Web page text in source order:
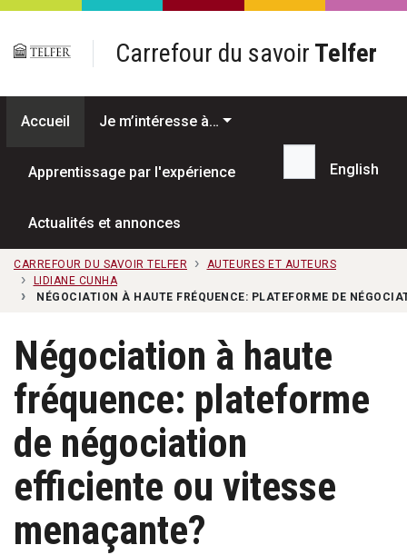
Passer au contenu principal
Carrefour du savoir Telfer
Accueil Je m’intéresse à…
Apprentissage par l'expérience
Actualités et annonces
Recherche...
English
CARREFOUR DU SAVOIR TELFER
AUTEURES ET AUTEURS
LIDIANE CUNHA
NÉGOCIATION À HAUTE FRÉQUENCE: PLATEFORME DE
Négociation à haute
fréquence: plateforme
de négociation
efficiente ou vitesse
menaçante?